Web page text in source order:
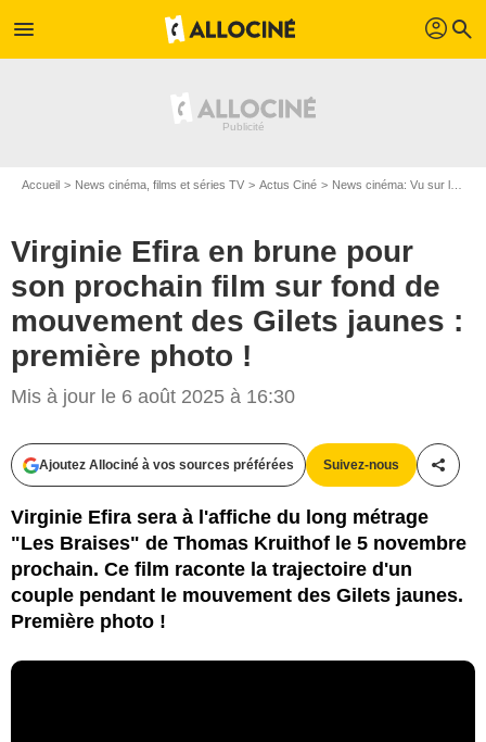
menu profil search
Accueil News cinéma, films et séries TV Actus Ciné News cinéma: Vu sur le web
Virginie Efira en brune pour
son prochain film sur fond de
mouvement des Gilets jaunes :
première photo !
Mis à jour le 6 août 2025 à 16:30
Ajoutez Allociné à vos sources préférées Suivez-nous
Virginie Efira sera à l'affiche du long métrage
"Les Braises" de Thomas Kruithof le 5 novembre
prochain. Ce film raconte la trajectoire d'un
couple pendant le mouvement des Gilets jaunes.
Première photo !